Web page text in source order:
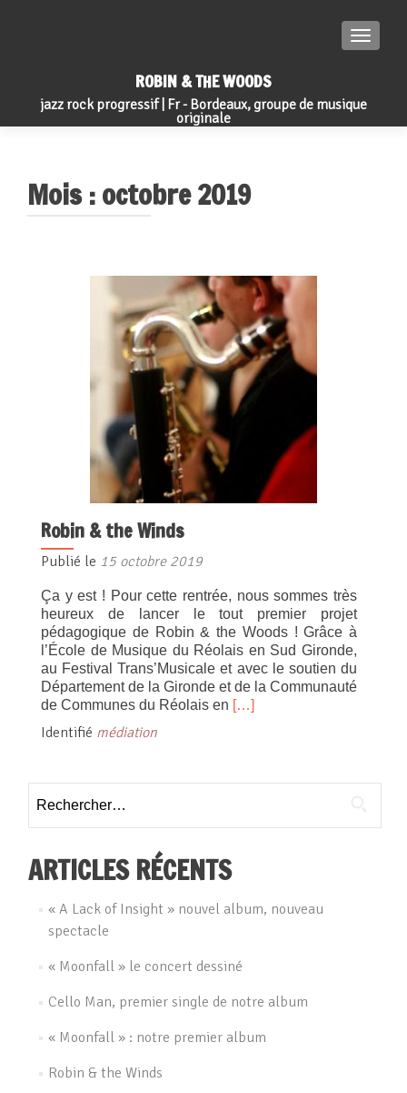
ROBIN & THE WOODS
jazz rock progressif | Fr - Bordeaux, groupe de musique
originale
Mois :octobre 2019
Robin & the Winds
Publié le 15 octobre 2019
Ça y est ! Pour cette rentrée, nous sommes très
heureux de lancer le tout premier projet
pédagogique de Robin & the Woods ! Grâce à
l’École de Musique du Réolais en Sud Gironde,
au Festival Trans’Musicale et avec le soutien du
Département de la Gironde et de la Communauté
de Communes du Réolais en En
[…]
Identifié médiation
ARTICLES RÉCENTS
« A Lack of Insight » nouvel album, nouveau
spectacle
« Moonfall » le concert dessiné
Cello Man, premier single de notre album
« Moonfall » : notre premier album
Robin & the Winds